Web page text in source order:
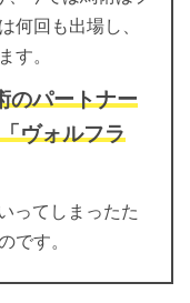
何回も出場し、
す。
のパートナー
ヴォルフラ
ってしまったた
です。